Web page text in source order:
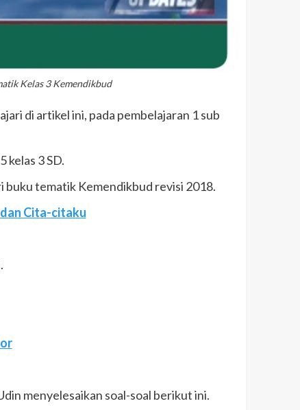
Kelas 3 Kemendikbud
di artikel ini, pada pembelajaran 1 sub
kelas 3 SD.
buku tematik Kemendikbud revisi 2018.
dan Cita-citaku
menyelesaikan soal-soal berikut ini.